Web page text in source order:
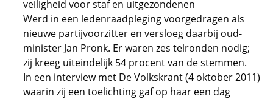
veiligheid voor staf en uitgezondenen
Werd in een ledenraadpleging voorgedragen als
nieuwe partijvoorzitter en versloeg daarbij oud-
minister Jan Pronk. Er waren zes telronden nodig;
zij kreeg uiteindelijk 54 procent van de stemmen.
In een interview met De Volkskrant (4 oktober 2011)
waarin zij een toelichting gaf op haar een dag